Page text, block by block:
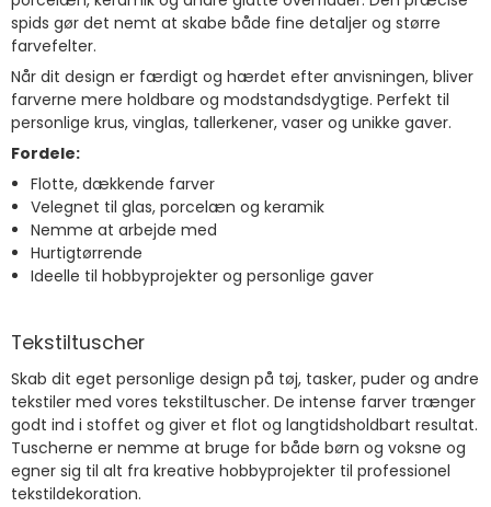
spids gør det nemt at skabe både fine detaljer og større
farvefelter.
Når dit design er færdigt og hærdet efter anvisningen, bliver
farverne mere holdbare og modstandsdygtige. Perfekt til
personlige krus, vinglas, tallerkener, vaser og unikke gaver.
Fordele:
Flotte, dækkende farver
Velegnet til glas, porcelæn og keramik
Nemme at arbejde med
Hurtigtørrende
Ideelle til hobbyprojekter og personlige gaver
Tekstiltuscher
Skab dit eget personlige design på tøj, tasker, puder og andre
tekstiler med vores tekstiltuscher. De intense farver trænger
godt ind i stoffet og giver et flot og langtidsholdbart resultat.
Tuscherne er nemme at bruge for både børn og voksne og
egner sig til alt fra kreative hobbyprojekter til professionel
tekstildekoration.